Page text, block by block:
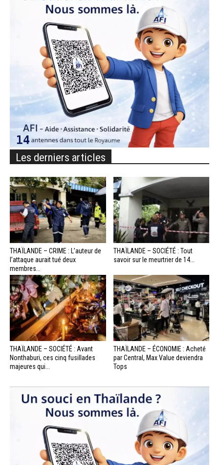
Les derniers articles
THAÏLANDE – CRIME : L’auteur de
l’attaque aurait tué deux
membres...
THAÏLANDE – SOCIÉTÉ : Tout
savoir sur le meurtrier de 14...
THAÏLANDE – SOCIÉTÉ : Avant
Nonthaburi, ces cinq fusillades
majeures qui...
THAÏLANDE – ÉCONOMIE : Acheté
par Central, Max Value deviendra
Tops